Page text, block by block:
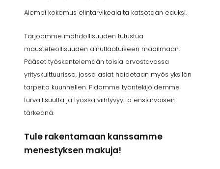
Aiempi kokemus elintarvikealalta katsotaan eduksi.
Tarjoamme mahdollisuuden tutustua
mausteteollisuuden ainutlaatuiseen maailmaan.
Pääset työskentelemään toisia arvostavassa
yrityskulttuurissa, jossa asiat hoidetaan myös yksilön
tarpeita kuunnellen. Pidämme työntekijöidemme
turvallisuutta ja työssä viihtyvyyttä ensiarvoisen
tärkeänä.
Tule rakentamaan kanssamme
menestyksen makuja!